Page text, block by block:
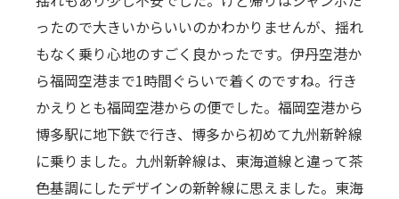
ったので大きいからいいのかわかりませんが、揺れ
もなく乗り心地のすごく良かったです。伊丹空港か
ら福岡空港まで1時間ぐらいで着くのですね。行き
かえりとも福岡空港からの便でした。福岡空港から
博多駅に地下鉄で行き、博多から初めて九州新幹線
に乗りました。九州新幹線は、東海道線と違って茶
色基調にしたデザインの新幹線に思えました。東海